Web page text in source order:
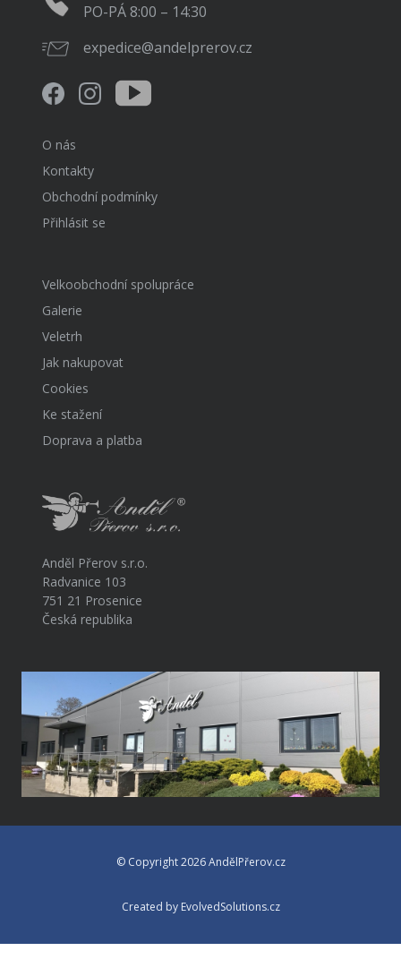
PO-PÁ 8:00 – 14:30
expedice@andelprerov.cz
O nás
Kontakty
Obchodní podmínky
Přihlásit se
Velkoobchodní spolupráce
Galerie
Veletrh
Jak nakupovat
Cookies
Ke stažení
Doprava a platba
Anděl Přerov s.r.o.
Radvanice 103
751 21 Prosenice
Česká republika
© Copyright 2026 AndělPřerov.cz
Created by EvolvedSolutions.cz